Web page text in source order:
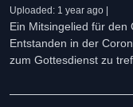
Uploaded: 1 year ago |
Ein Mitsingelied für den
Entstanden in der
zum Gottesdienst zu